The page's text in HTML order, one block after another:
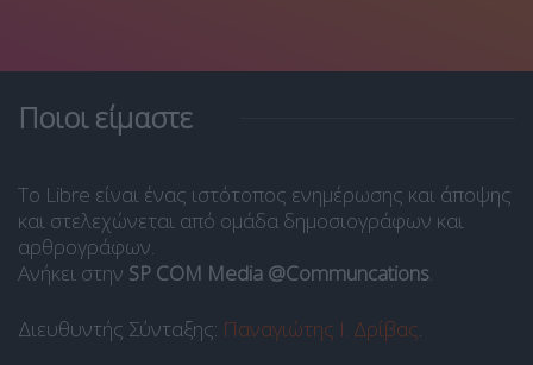
Ποιοι είμαστε
Το Libre είναι ένας ιστότοπος ενημέρωσης και άποψης
και στελεχώνεται από ομάδα δημοσιογράφων και
αρθρογράφων.
Ανήκει στην SP COM Media @Communcations.
Διευθυντής Σύνταξης: Παναγιώτης Ι. Δρίβας.